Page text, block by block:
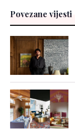
Povezane vijesti